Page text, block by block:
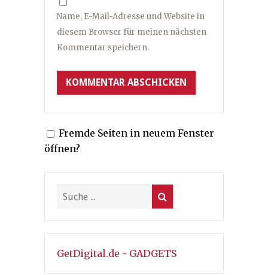
Name, E-Mail-Adresse und Website in
diesem Browser für meinen nächsten
Kommentar speichern.
Fremde Seiten in neuem Fenster
öffnen?
GetDigital.de - GADGETS